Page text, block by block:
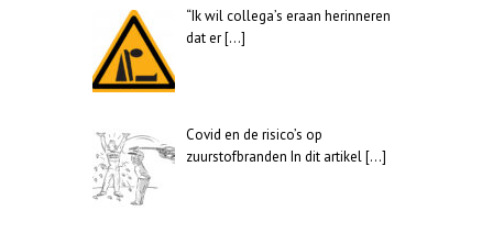
“Ik wil collega’s eraan herinneren
dat er[…]
Covid en de risico’s op
zuurstofbranden In dit artikel[…]